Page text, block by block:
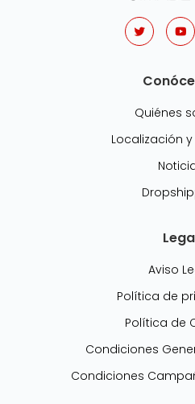
Quiénes
Localización
Aviso
Política de
Política de
Condiciones
Condiciones